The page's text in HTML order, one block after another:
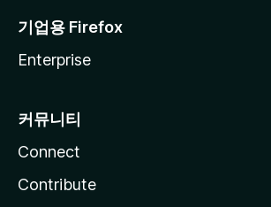
기업용 Firefox
Enterprise
커뮤니티
Connect
Contribute